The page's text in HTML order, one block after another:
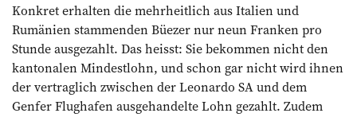
Konkret erhalten die mehrheitlich aus Italien und
Rumänien stammenden Büezer nur neun Franken pro
Stunde ausgezahlt. Das heisst: Sie bekommen nicht den
kantonalen Mindestlohn, und schon gar nicht wird ihnen
der vertraglich zwischen der Leonardo SA und dem
Genfer Flughafen ausgehandelte Lohn gezahlt. ­Zudem